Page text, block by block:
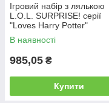
Ігровий набір з лялькою
L.O.L. SURPRISE! серії
"Loves Harry Potter"
В наявності
985,05 ₴
Купити